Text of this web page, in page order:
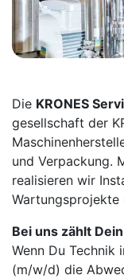
Die KRONES
gesellschaft der
und Verpackung.
realisieren wir
Wartungs­projekte
Bei uns zählt
Wenn Du Technik
(m/w/d) die